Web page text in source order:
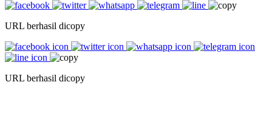
URL berhasil dicopy
URL berhasil dicopy